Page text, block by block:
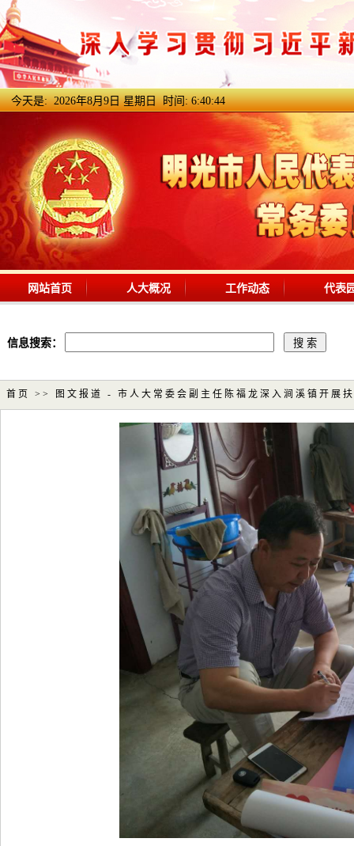
今天是:2026年8月9日 星期日 时间:6:40:45
网站首页 人大概况 工作动态 代表
信息搜索：
首页 >> 图文报道 - 市人大常委会副主任陈福龙深入涧溪镇开展